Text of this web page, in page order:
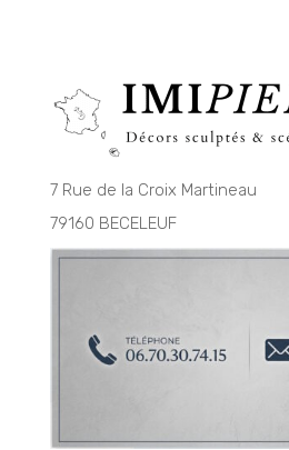
7 Rue de la Croix Martineau
79160 BECELEUF